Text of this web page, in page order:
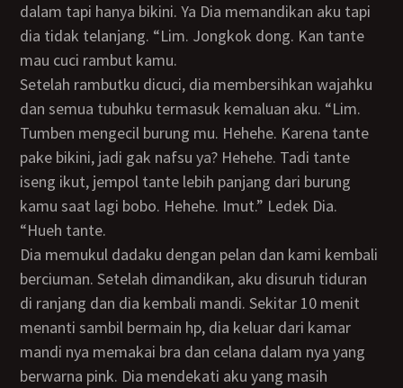
dalam tapi hanya bikini. Ya Dia memandikan aku tapi
dia tidak telanjang. “Lim. Jongkok dong. Kan tante
mau cuci rambut kamu.
Setelah rambutku dicuci, dia membersihkan wajahku
dan semua tubuhku termasuk kemaluan aku. “Lim.
Tumben mengecil burung mu. Hehehe. Karena tante
pake bikini, jadi gak nafsu ya? Hehehe. Tadi tante
iseng ikut, jempol tante lebih panjang dari burung
kamu saat lagi bobo. Hehehe. Imut.” Ledek Dia.
“Hueh tante.
Dia memukul dadaku dengan pelan dan kami kembali
berciuman. Setelah dimandikan, aku disuruh tiduran
di ranjang dan dia kembali mandi. Sekitar 10 menit
menanti sambil bermain hp, dia keluar dari kamar
mandi nya memakai bra dan celana dalam nya yang
berwarna pink. Dia mendekati aku yang masih